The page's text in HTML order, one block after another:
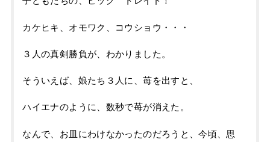
カケヒキ、オモワク、コウショウ・・・
３人の真剣勝負が、わかりました。
そういえば、娘たち３人に、苺を出すと、
ハイエナのように、数秒で苺が消えた。
なんで、お皿にわけなかったのだろうと、今頃、思